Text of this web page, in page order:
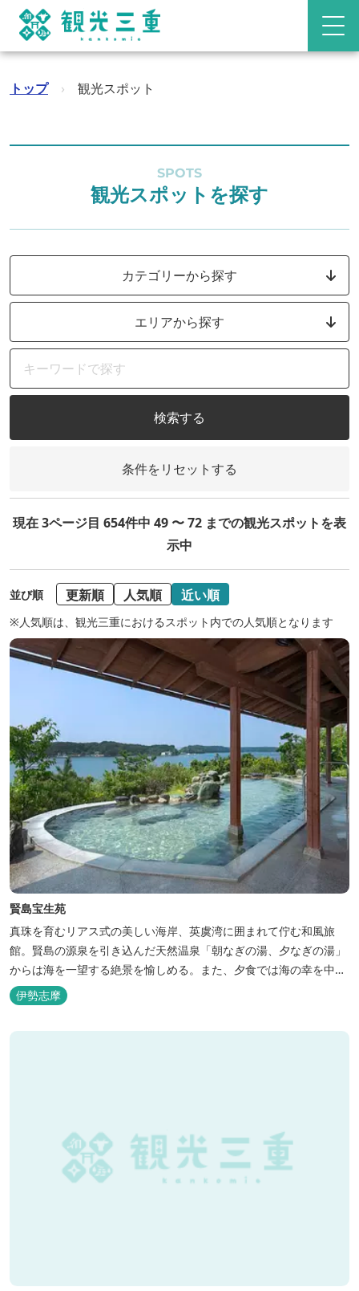
トップ › 観光スポット
SPOTS
観光スポットを探す
カテゴリーから探す
エリアから探す
検索する
条件をリセットする
現在 3ページ目 654件中 49 〜 72 までの観光スポットを表
示中
並び順 更新順 人気順 近い順
※人気順は、観光三重におけるスポット内での人気順となります
賢島宝生苑
真珠を育むリアス式の美しい海岸、英虞湾に囲まれて佇む和風旅
館。賢島の源泉を引き込んだ天然温泉「朝なぎの湯、夕なぎの湯」
からは海を一望する絶景を愉しめる。また、夕食では海の幸を中心
とした和会席でおもてなしいたします。
伊勢志摩